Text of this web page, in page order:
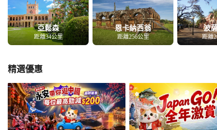
亞鬆森
距離34公里
恩卡納西翁
距離256公里
波
距離
精選優惠